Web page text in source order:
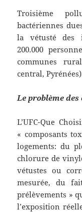
Troisième
bactériennes
la vétusté des
200.000
communes
central,
Le problème
L’UFC-Que
« composants
logements: du
chlorure de
vétustes ou
mesurée, du
prélèvements »
l’exposition